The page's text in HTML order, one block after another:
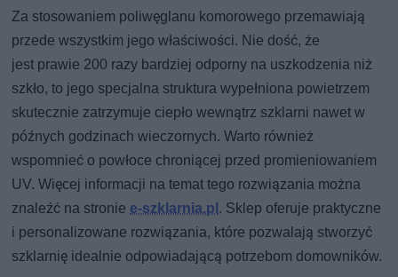
Za stosowaniem poliwęglanu komorowego przemawiają
przede wszystkim jego właściwości. Nie dość, że
jest prawie 200 razy bardziej odporny na uszkodzenia niż
szkło, to jego specjalna struktura wypełniona powietrzem
skutecznie zatrzymuje ciepło wewnątrz szklarni nawet w
późnych godzinach wieczornych. Warto również
wspomnieć o powłoce chroniącej przed promieniowaniem
UV. Więcej informacji na temat tego rozwiązania można
znaleźć na stronie e-szklarnia.pl. Sklep oferuje praktyczne
i personalizowane rozwiązania, które pozwalają stworzyć
szklarnię idealnie odpowiadającą potrzebom domowników.